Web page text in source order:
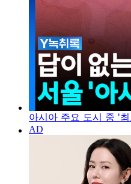
아시아 주요 도시 중 '